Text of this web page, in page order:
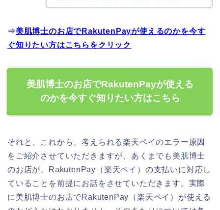
⇒美肌博士のお店でRakutenPayが使えるのかを今す
ぐ知りたい方はこちらをクリック
美肌博士のお店でRakutenPayが使える
のかを今すぐ知りたい方はこちら
それと、これから、考えられる楽天ペイのエラー原因
をご紹介させていただきますが、あくまでも美肌博士
のお店が、RakutenPay（楽天ペイ）の支払いに対応し
ていることを前提にお話をさせていただきます。実際
に美肌博士のお店でRakutenPay（楽天ペイ）が使える